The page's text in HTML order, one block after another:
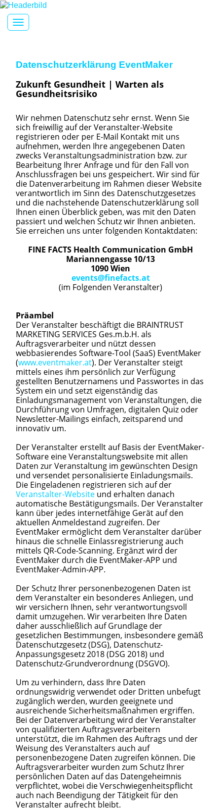
Toggle navigation
Datenschutzerklärung EventMaker
Zukunft Gesundheit | Warten als
Gesundheitsrisiko
Wir nehmen Datenschutz sehr ernst. Wenn Sie
sich freiwillig auf der Veranstalter-Website
registrieren oder per E-Mail Kontakt mit uns
aufnehmen, werden Ihre angegebenen Daten
zwecks Veranstaltungsadministration bzw. zur
Bearbeitung Ihrer Anfrage und für den Fall von
Anschlussfragen bei uns gespeichert. Wir sind für
die Datenverarbeitung im Rahmen dieser Website
verantwortlich im Sinn des Datenschutzgesetzes
und die nachstehende Datenschutzerklärung soll
Ihnen einen Überblick geben, was mit den Daten
passiert und welchen Schutz wir Ihnen anbieten.
Sie erreichen uns unter folgenden Kontaktdaten:
FINE FACTS Health Communication GmbH
Mariannengasse 10/13
1090 Wien
events@finefacts.at
(im Folgenden Veranstalter)
Präambel
Der Veranstalter beschäftigt die BRAINTRUST
MARKETING SERVICES Ges.m.b.H. als
Auftragsverarbeiter und nützt dessen
webbasierendes Software-Tool (SaaS) EventMaker
(www.eventmaker.at). Der Veranstalter steigt
mittels eines ihm persönlich zur Verfügung
gestellten Benutzernamens und Passwortes in das
System ein und setzt eigenständig das
Einladungsmanagement von Veranstaltungen, die
Durchführung von Umfragen, digitalen Quiz oder
Newsletter-Mailings einfach, zeitsparend und
innovativ um.
Der Veranstalter erstellt auf Basis der EventMaker-
Software eine Veranstaltungswebsite mit allen
Daten zur Veranstaltung im gewünschten Design
und versendet personalisierte Einladungsmails.
Die Eingeladenen registrieren sich auf der
Veranstalter-Website und erhalten danach
automatische Bestätigungsmails. Der Veranstalter
kann über jedes internetfähige Gerät auf den
aktuellen Anmeldestand zugreifen. Der
EventMaker ermöglicht dem Veranstalter darüber
hinaus die schnelle Einlassregistrierung auch
mittels QR-Code-Scanning. Ergänzt wird der
EventMaker durch die EventMaker-APP und
EventMaker-Admin-APP.
Der Schutz Ihrer personenbezogenen Daten ist
dem Veranstalter ein besonderes Anliegen, und
wir versichern Ihnen, sehr verantwortungsvoll
damit umzugehen. Wir verarbeiten Ihre Daten
daher ausschließlich auf Grundlage der
gesetzlichen Bestimmungen, insbesondere gemäß
Datenschutzgesetz (DSG), Datenschutz-
Anpassungsgesetz 2018 (DSG 2018) und
Datenschutz-Grundverordnung (DSGVO).
Um zu verhindern, dass Ihre Daten
ordnungswidrig verwendet oder Dritten unbefugt
zugänglich werden, wurden geeignete und
ausreichende Sicherheitsmaßnahmen ergriffen.
Bei der Datenverarbeitung wird der Veranstalter
von qualifizierten Auftragsverarbeitern
unterstützt, die im Rahmen des Auftrags und der
Weisung des Veranstalters auch auf
personenbezogene Daten zugreifen können. Die
Auftragsverarbeiter wurden zum Schutz Ihrer
persönlichen Daten auf das Datengeheimnis
verpflichtet, wobei die Verschwiegenheitspflicht
auch nach Beendigung der Tätigkeit für den
Veranstalter aufrecht bleibt.